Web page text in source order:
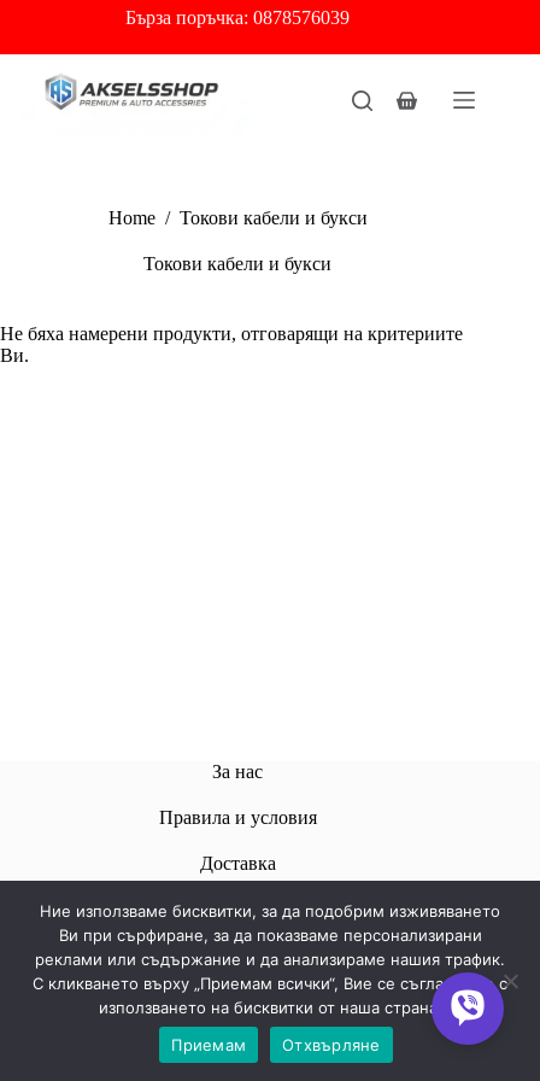
content
Бърза поръчка: 0878576039
Shopping
Home / Токови кабели и букси
Токови кабели и букси
Не бяха намерени продукти, отговарящи на критериите
Ви.
За нас
Правила и условия
Доставкa
Свържете се с нас
akselsshop@abv.bg
Ние използваме бисквитки, за да подобрим изживяването
Ви при сърфиране, за да показваме персонализирани
реклами или съдържание и да анализираме нашия трафик.
С кликването върху „Приемам всички“, Вие се съгласявате с
използването на бисквитки от наша страна.
Приемам
Отхвърляне